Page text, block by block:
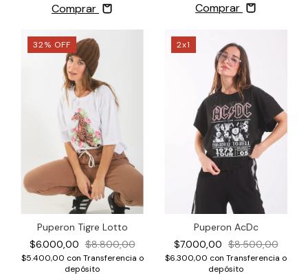
Comprar Comprar
32% OFF
Puperon Tigre Lotto
$6.000,00 $8.800,00
$5.400,00 con Transferencia o
depósito
2x1
Puperon AcDc
$7.000,00 $8.500,00
$6.300,00 con Transferencia o
depósito